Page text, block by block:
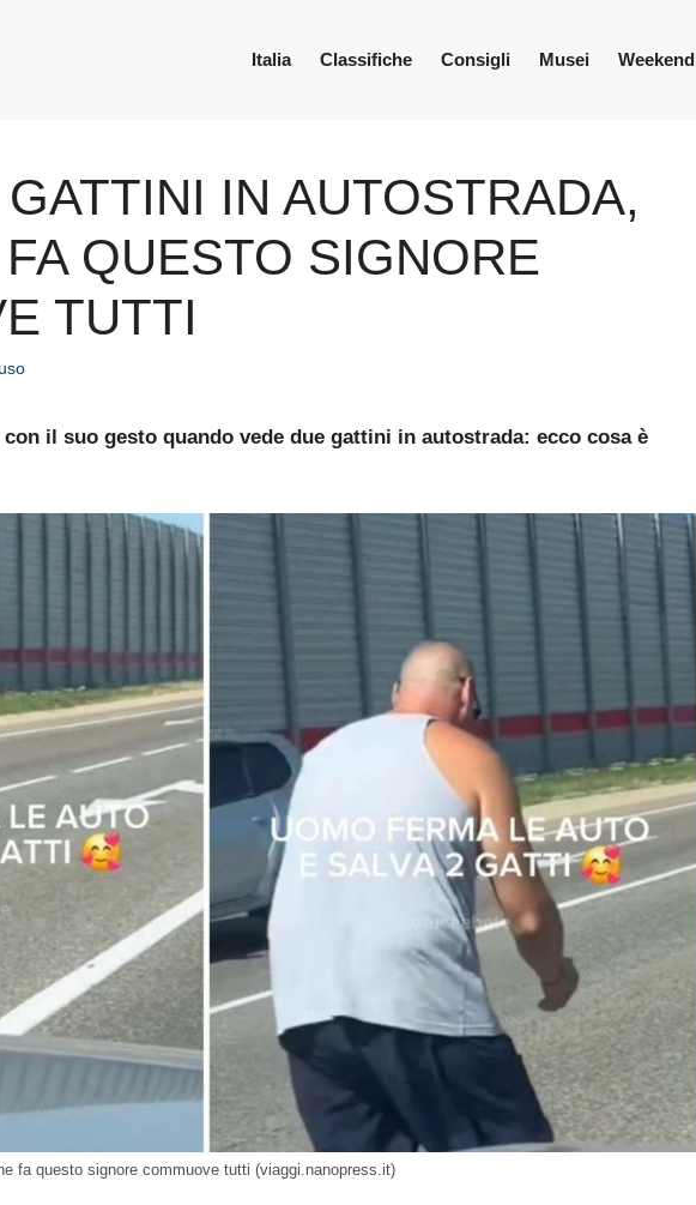
Italia Classifiche Consigli Musei Weekend
IN AUTOSTRADA,
QUESTO SIGNORE
TUTTI
il suo gesto quando vede due gattini in autostrada: ecco cosa è
fa questo signore commuove tutti (viaggi.nanopress.it)